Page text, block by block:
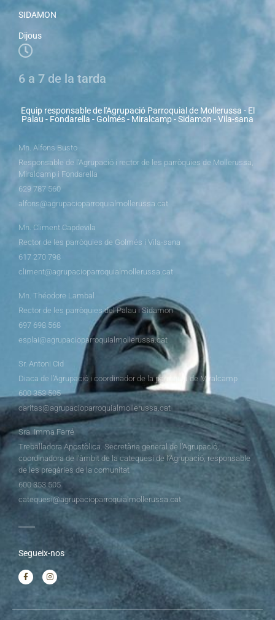
SIDAMON
Dijous
6 a 7 de la tarda
Equip responsable de l'Agrupació Parroquial de Mollerussa - El
Palau - Fondarella - Golmés - Miralcamp - Sidamon - Vila-sana
Mn. Alfons Busto
Responsable de l’Agrupació i rector de les parròquies de Mollerussa,
Miralcamp i Fondarella
629 787 560
alfons@agrupacioparroquialmollerussa.cat
Mn. Climent Capdevila
Rector de les parròquies de Golmés i Vila-sana
617 270 798
climent@agrupacioparroquialmollerussa.cat
Mn. Théodore Lambal
Rector de les parròquies del Palau i Sidamon
697 698 568
esplai@agrupacioparroquialmollerussa.cat
Sr. Antoni Cid
Diaca de l’Agrupació i coordinador de la parròquia de Miralcamp
600 353 505
caritas@agrupacioparroquialmollerussa.cat
Sra. Imma Farré
Treballadora Apostòlica. Secretària general de l’Agrupació,
coordinadora de l’àmbit de la catequesi de l’Agrupació, responsable
de les pregàries de la comunitat
600 353 505
catequesi@agrupacioparroquialmollerussa.cat
Segueix-nos